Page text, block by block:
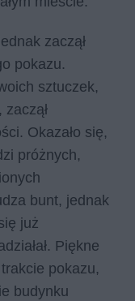
zaczął
pokazu.
sztuczek,
Okazało się,
próżnych,
bunt, jednak
już
Piękne
pokazu,
budynku